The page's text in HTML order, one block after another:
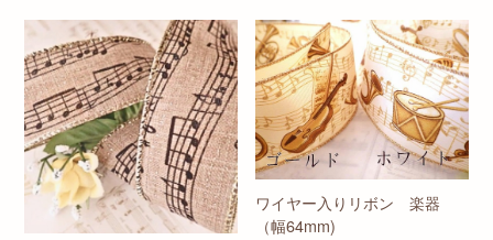
ワイヤー入りリボン 楽器
（幅64mm)